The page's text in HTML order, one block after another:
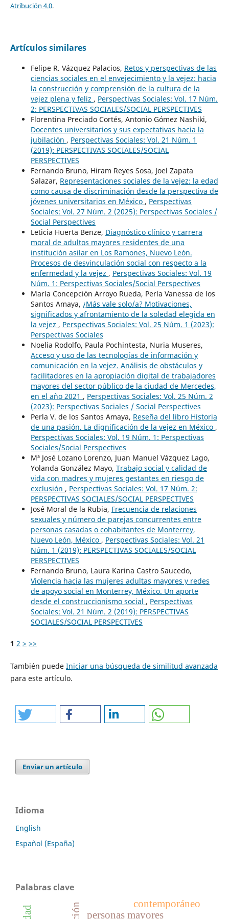
Atribución 4.0.
Artículos similares
Felipe R. Vázquez Palacios, Retos y perspectivas de las
ciencias sociales en el envejecimiento y la vejez: hacia
la construcción y comprensión de la cultura de la
vejez plena y feliz , Perspectivas Sociales: Vol. 17 Núm.
2: PERSPECTIVAS SOCIALES/SOCIAL PERSPECTIVES
Florentina Preciado Cortés, Antonio Gómez Nashiki,
Docentes universitarios y sus expectativas hacia la
jubilación , Perspectivas Sociales: Vol. 21 Núm. 1
(2019): PERSPECTIVAS SOCIALES/SOCIAL
PERSPECTIVES
Fernando Bruno, Hiram Reyes Sosa, Joel Zapata
Salazar, Representaciones sociales de la vejez: la edad
como causa de discriminación desde la perspectiva de
jóvenes universitarios en México , Perspectivas
Sociales: Vol. 27 Núm. 2 (2025): Perspectivas Sociales /
Social Perspectives
Leticia Huerta Benze, Diagnóstico clínico y carrera
moral de adultos mayores residentes de una
institución asilar en Los Ramones, Nuevo León.
Procesos de desvinculación social con respecto a la
enfermedad y la vejez , Perspectivas Sociales: Vol. 19
Núm. 1: Perspectivas Sociales/Social Perspectives
María Concepción Arroyo Rueda, Perla Vanessa de los
Santos Amaya, ¿Más vale solo/a? Motivaciones,
significados y afrontamiento de la soledad elegida en
la vejez , Perspectivas Sociales: Vol. 25 Núm. 1 (2023):
Perspectivas Sociales
Noelia Rodolfo, Paula Pochintesta, Nuria Museres,
Acceso y uso de las tecnologías de información y
comunicación en la vejez. Análisis de obstáculos y
facilitadores en la apropiación digital de trabajadores
mayores del sector público de la ciudad de Mercedes,
en el año 2021 , Perspectivas Sociales: Vol. 25 Núm. 2
(2023): Perspectivas Sociales / Social Perspectives
Perla V. de los Santos Amaya, Reseña del libro Historia
de una pasión. La dignificación de la vejez en México ,
Perspectivas Sociales: Vol. 19 Núm. 1: Perspectivas
Sociales/Social Perspectives
Mª José Lozano Lorenzo, Juan Manuel Vázquez Lago,
Yolanda González Mayo, Trabajo social y calidad de
vida con madres y mujeres gestantes en riesgo de
exclusión , Perspectivas Sociales: Vol. 17 Núm. 2:
PERSPECTIVAS SOCIALES/SOCIAL PERSPECTIVES
José Moral de la Rubia, Frecuencia de relaciones
sexuales y número de parejas concurrentes entre
personas casadas o cohabitantes de Monterrey,
Nuevo León, México , Perspectivas Sociales: Vol. 21
Núm. 1 (2019): PERSPECTIVAS SOCIALES/SOCIAL
PERSPECTIVES
Fernando Bruno, Laura Karina Castro Saucedo,
Violencia hacia las mujeres adultas mayores y redes
de apoyo social en Monterrey, México. Un aporte
desde el construccionismo social , Perspectivas
Sociales: Vol. 21 Núm. 2 (2019): PERSPECTIVAS
SOCIALES/SOCIAL PERSPECTIVES
1 2 > >>
También puede Iniciar una búsqueda de similitud avanzada
para este artículo.
Enviar un artículo
Idioma
English
Español (España)
Palabras clave
personas mayores
contemporáneo